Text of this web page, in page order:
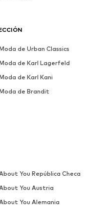
de Urban Classics
de Karl Lagerfeld
de Karl Kani
de Brandit
You República Checa
You Austria
You Alemania